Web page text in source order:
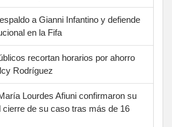
a Gianni Infantino y defiende
en la Fifa
recortan horarios por ahorro
Rodríguez
Lourdes Afiuni confirmaron su
cierre de su caso tras más de 16